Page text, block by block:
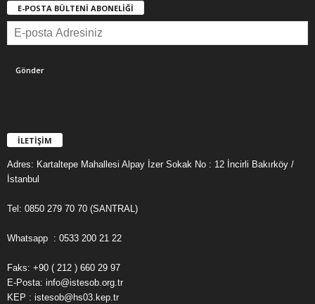
E-POSTA BÜLTENİ ABONELİĞİ
İLETİŞİM
Adres: Kartaltepe Mahallesi Alpay İzer Sokak No : 12 İncirli Bakırköy /
İstanbul
Tel: 0850 279 70 70 (SANTRAL)
Whatsapp : 0533 200 21 22
Faks: +90 ( 212 ) 660 29 97
E-Posta: info@istesob.org.tr
KEP : istesob@hs03.kep.tr